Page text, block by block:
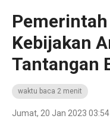
Kebijakan
Tantangan
waktu baca 2 menit
Jumat, 20 Jan 2023 03:54